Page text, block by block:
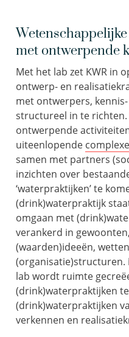
met ontwerpende
Met het lab zet KWR in
ontwerp- en
met ontwerpers,
structureel in te
ontwerpende
uiteenlopende
samen met partners
inzichten over
‘waterpraktijken’ te
(drink)waterpraktijk
omgaan met
verankerd in
(waarden)ideeën,
lab wordt ruimte
(drink)waterpraktijken
(drink)waterpraktijken
verkennen en